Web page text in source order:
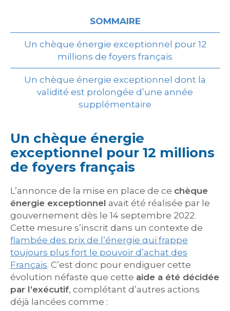
SOMMAIRE
Un chèque énergie exceptionnel pour 12
millions de foyers français
Un chèque énergie exceptionnel dont la
validité est prolongée d’une année
supplémentaire
Un chèque énergie
exceptionnel pour 12 millions
de foyers français
L’annonce de la mise en place de ce chèque
énergie exceptionnel avait été réalisée par le
gouvernement dès le 14 septembre 2022.
Cette mesure s’inscrit dans un contexte de
flambée des prix de l’énergie qui frappe
toujours plus fort le pouvoir d’achat des
Français. C’est donc pour endiguer cette
évolution néfaste que cette aide a été décidée
par l’exécutif, complétant d’autres actions
déjà lancées comme :